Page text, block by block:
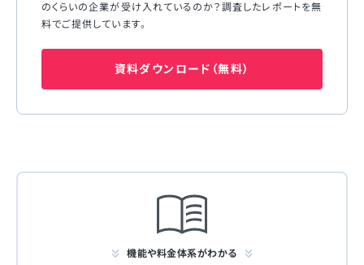
のくらいの企業が受け入れているのか？調査したレポートを無
料でご提供しています。
資料ダウンロード（無料）
機能や料金体系がわかる